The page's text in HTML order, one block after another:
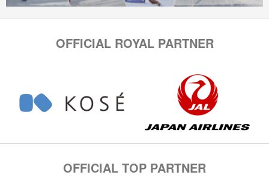
OFFICIAL ROYAL PARTNER
OFFICIAL TOP PARTNER